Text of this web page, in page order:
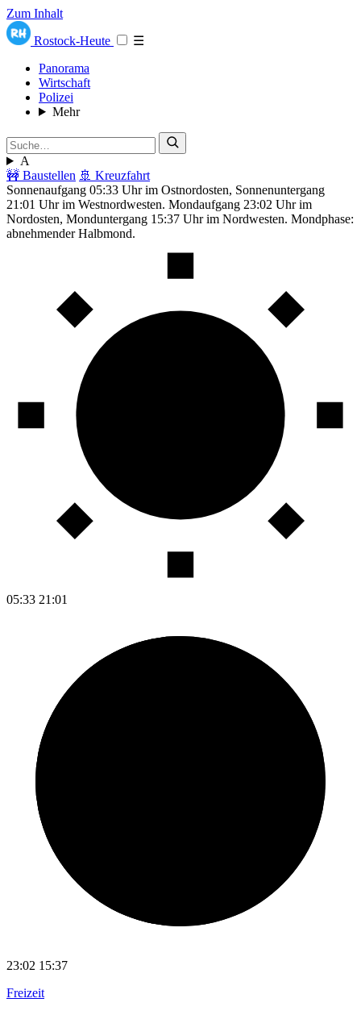
Zum Inhalt
Rostock-Heute
☰
Panorama
Wirtschaft
Polizei
Mehr
A
🚧 Baustellen 🚢 Kreuzfahrt
Sonnenaufgang 05:33 Uhr im Ostnordosten, Sonnenuntergang
21:01 Uhr im Westnordwesten. Mondaufgang 23:02 Uhr im
Nordosten, Monduntergang 15:37 Uhr im Nordwesten. Mondphase:
abnehmender Halbmond.
05:33 21:01
23:02 15:37
Freizeit